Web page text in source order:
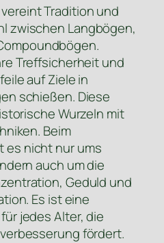
Tradition und
zwischen Langbögen,
Treffsicherheit und
auf Ziele in
schießen. Diese
Wurzeln mit
Beim
es nicht nur ums
auch um die
Geduld und
Es ist eine
jedes Alter, die
fördert.